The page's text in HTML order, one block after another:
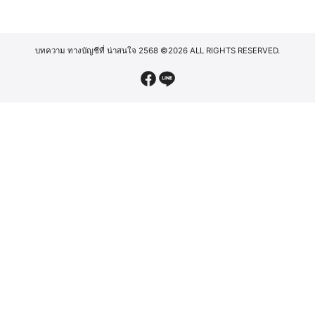
บทความ ทางบัญชีที่ น่าสนใจ 2568 ©2026 ALL RIGHTS RESERVED.